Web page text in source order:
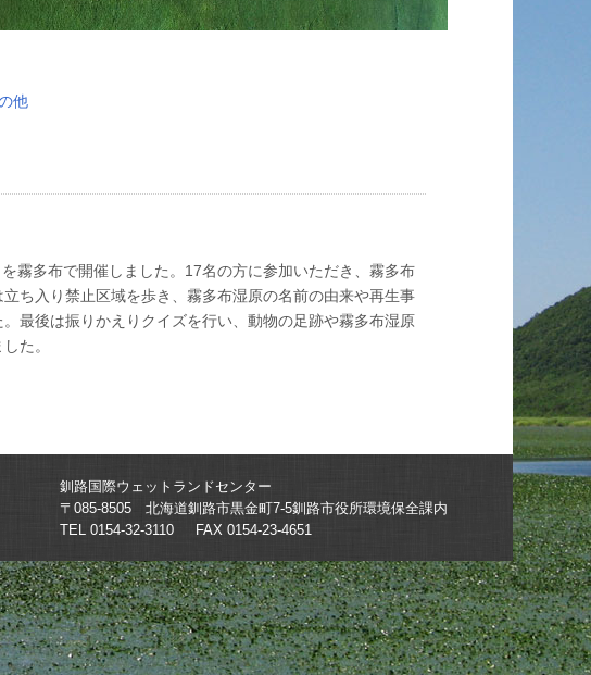
他
霧多布で開催しました。17名の方に参加いただき、霧多布
ち入り禁止区域を歩き、霧多布湿原の名前の由来や再生事
最後は振りかえりクイズを行い、動物の足跡や霧多布湿原
た。
釧路国際ウェットランドセンター
〒085-8505 北海道釧路市黒金町7-5釧路市役所環境保全課内
TEL 0154-32-3110 FAX 0154-23-4651